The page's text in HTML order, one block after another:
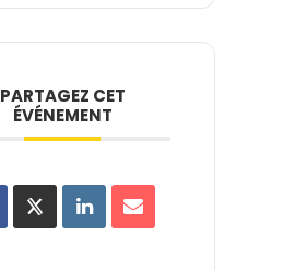
PARTAGEZ CET
ÉVÉNEMENT